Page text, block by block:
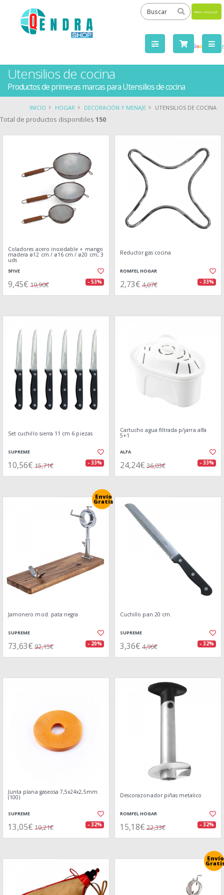
by
Utensilios de cocina
Productos de primeras marcas para Utensilios de cocina
INICIO HOGAR DECORACIÓN Y MENAJE UTENSILIOS DE COCINA
Total de productos disponibles 150
Coladores acero inoxidable + mango
madera ø12 cm / ø16 cm / ø20 cm, 3
uds
5FIVE
9,45€ 19,90€ - 53%
Reductor gas cocina
ROMFEL HOGAR
2,73€ 4,07€ - 33%
Set cuchillo sierra 11 cm 6 piezas
SUPREME
10,56€ 15,71€ - 33%
Cartucho agua filtrada p/jarra alfa
5+1
ALFA
24,24€ 36,03€ - 33%
Envío
Gratis
Jamonero mod. pata negra
SUPREME
73,63€ 92,15€ - 20%
Cuchillo pan 20 cm.
SUPREME
3,36€ 4,96€ - 32%
Junta plana gaseosa 7,5x24x2,5mm.
(100)
SUPREME
13,05€ 19,21€ - 32%
Descorazonador piñas metalico
ROMFEL HOGAR
15,18€ 22,33€ - 32%
Envío